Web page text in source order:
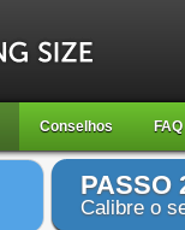
Conselhos FAQ
PASSO
Calibre o